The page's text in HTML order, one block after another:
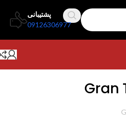
پشتیبانی
09126306977
Gran